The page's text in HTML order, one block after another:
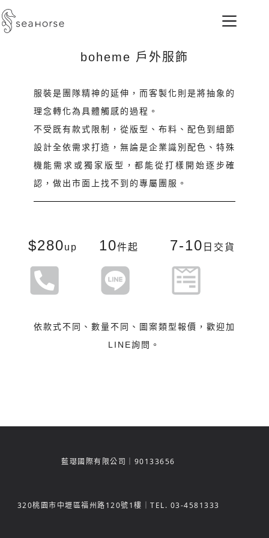
boheme 戶外服飾
服裝是團隊精神的延伸，而客製化則是將抽象的
理念轉化為具體觸感的過程。
不受既有款式限制，從版型、布料、配色到細節
設計全依需求打造，無論是企業識別配色、特殊
機能需求或獨家版型，都能從打樣開始逐步確
認，做出市面上找不到的專屬團服。
$280up 10件起 7-10 日交貨
依款式不同、數量不同、圖案類型報價，歡迎加
LINE詢問。
藍璱國際有限公司｜90133656
320桃園市中壢區福州路120號1樓 ｜TEL. 03-4581333